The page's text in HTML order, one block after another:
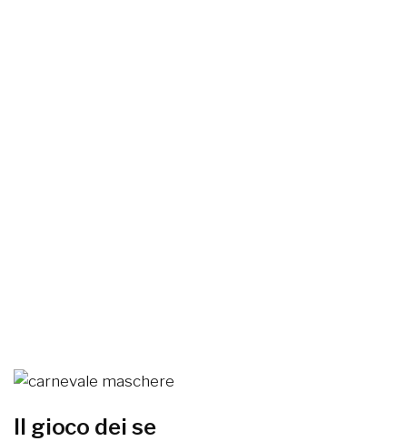
Il gioco dei se